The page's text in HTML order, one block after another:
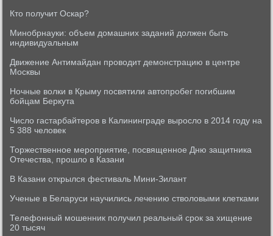
Кто получит Оскар?
Минобрнауки: объем домашних заданий должен быть
индивидуальным
Движение Антимайдан проводит демонстрацию в центре
Москвы
Ночные волки в Крыму посвятили автопробег погибшим
бойцам Беркута
Число гастарбайтеров в Калининграде выросло в 2014 году на
5 388 человек
Торжественное мероприятие, посвященное Дню защитника
Отечества, прошло в Казани
В Казани открылся фестиваль Мини-Зилант
Ученые в Беларуси научились лечению стволовыми клетками
Телефонный мошенник получил реальный срок за хищение
20 тысяч